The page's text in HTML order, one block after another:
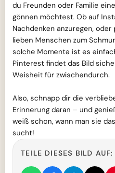
du Freunden oder Familie
gönnen möchtest. Ob auf
Nachdenken anzuregen,
lieben Menschen zum
solche Momente ist es
Pinterest findet das Bild
Weisheit für zwischendurch.
Also, schnapp dir die
Erinnerung daran – und
weiß schon, wann man sie
sucht!
TEILE DIESES BILD AUF: